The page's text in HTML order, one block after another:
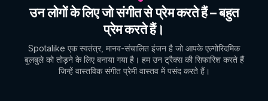
उन लोगों के लिए जो संगीत से प्रेम करते हैं – बहुत
प्रेम करते हैं।
Spotalike एक स्वतंत्र, मानव-संचालित इंजन है जो आपके एल्गोरिदमिक
बुलबुले को तोड़ने के लिए बनाया गया है। हम उन ट्रैक्स की सिफारिश करते हैं
जिन्हें वास्तविक संगीत प्रेमी वास्तव में पसंद करते हैं।